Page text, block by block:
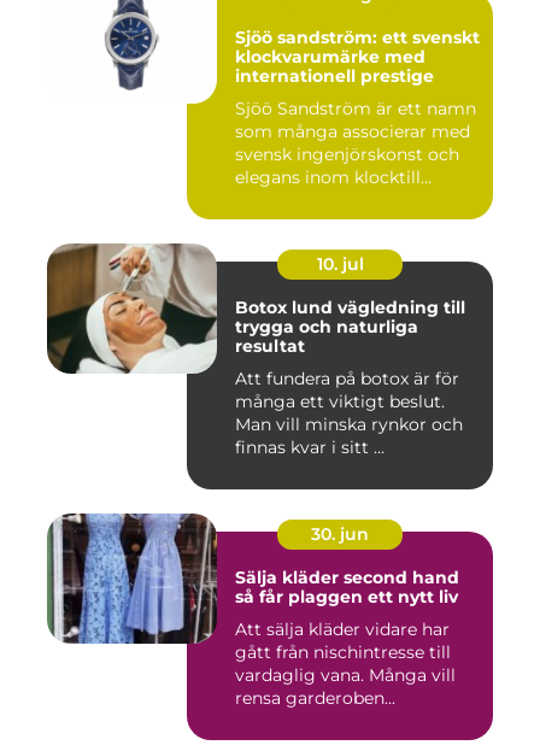
Sjöö sandström: ett svenskt
klockvarumärke med
internationell prestige
Sjöö Sandström är ett namn
som många associerar med
svensk ingenjörskonst och
elegans inom klocktill...
10. jul
Botox lund vägledning till
trygga och naturliga
resultat
Att fundera på botox är för
många ett viktigt beslut.
Man vill minska rynkor och
finnas kvar i sitt ...
30. jun
Sälja kläder second hand
så får plaggen ett nytt liv
Att sälja kläder vidare har
gått från nischintresse till
vardaglig vana. Många vill
rensa garderoben...